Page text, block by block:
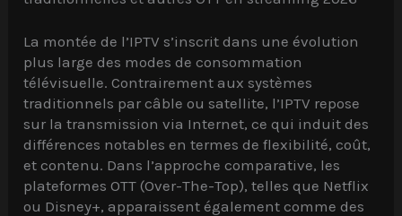
La montée de l’IPTV s’inscrit dans une évolution
plus large des modes de consommation
télévisuelle. Contrairement aux systèmes
traditionnels par câble ou satellite, l’IPTV repose
sur la transmission via Internet, ce qui induit des
différences notables en termes de flexibilité, coût,
et contenu. Dans l’approche comparative, les
plateformes OTT (Over-The-Top), telles que Netflix
ou Disney+, apparaissent également comme des